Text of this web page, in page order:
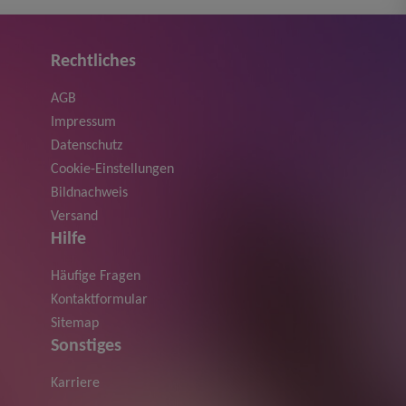
Rechtliches
AGB
Impressum
Datenschutz
Cookie-Einstellungen
Bildnachweis
Versand
Hilfe
Häufige Fragen
Kontaktformular
Sitemap
Sonstiges
Karriere